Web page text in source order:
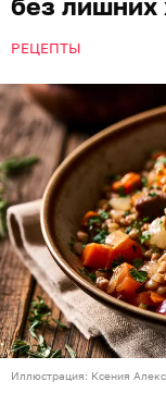
РЕЦЕПТЫ
Иллюстрация: Ксения